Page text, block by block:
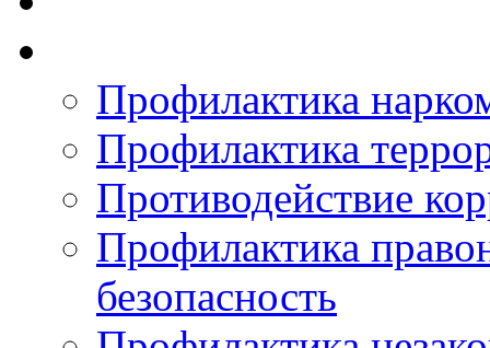
Профилактика
Профилактика
Противодействие
Профилактика
безопасность